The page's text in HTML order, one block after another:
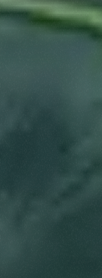
utilizza cookies al
inviati cookies al di
TUTTI"
in ogni
di modificare il
Come fare?